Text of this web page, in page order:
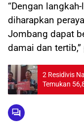
“Dengan
diharapkan
Jombang dapat
damai dan
2 Residivis
Temukan